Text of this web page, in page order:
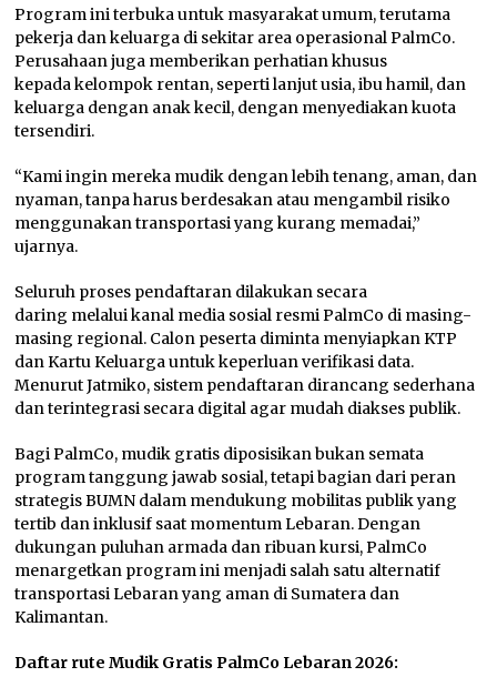
Program ini terbuka untuk masyarakat umum, terutama
pekerja dan keluarga di sekitar area operasional PalmCo.
Perusahaan juga memberikan perhatian khusus
kepada kelompok rentan, seperti lanjut usia, ibu hamil, dan
keluarga dengan anak kecil, dengan menyediakan kuota
tersendiri.
“Kami ingin mereka mudik dengan lebih tenang, aman, dan
nyaman, tanpa harus berdesakan atau mengambil risiko
menggunakan transportasi yang kurang memadai,”
ujarnya.
Seluruh proses pendaftaran dilakukan secara
daring melalui kanal media sosial resmi PalmCo di masing-
masing regional. Calon peserta diminta menyiapkan KTP
dan Kartu Keluarga untuk keperluan verifikasi data.
Menurut Jatmiko, sistem pendaftaran dirancang sederhana
dan terintegrasi secara digital agar mudah diakses publik.
Bagi PalmCo, mudik gratis diposisikan bukan semata
program tanggung jawab sosial, tetapi bagian dari peran
strategis BUMN dalam mendukung mobilitas publik yang
tertib dan inklusif saat momentum Lebaran. Dengan
dukungan puluhan armada dan ribuan kursi, PalmCo
menargetkan program ini menjadi salah satu alternatif
transportasi Lebaran yang aman di Sumatera dan
Kalimantan.
Daftar rute Mudik Gratis PalmCo Lebaran 2026: